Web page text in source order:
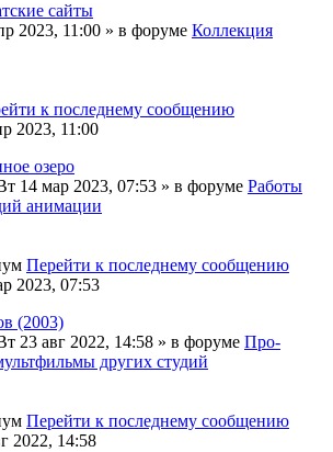
сайты
2023, 11:00 » в форуме Коллекция
к последнему сообщению
2023, 11:00
озеро
14 мар 2023, 07:53 » в форуме Работы
анимации
Перейти к последнему сообщению
2023, 07:53
(2003)
23 авг 2022, 14:58 » в форуме Про-
других студий
Перейти к последнему сообщению
2022, 14:58